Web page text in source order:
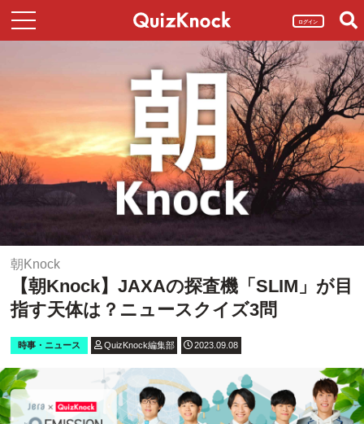
ログイン
朝Knock
【朝Knock】JAXAの探査機「SLIM」が目
指す天体は？ニュースクイズ3問
時事・ニュース QuizKnock編集部 2023.09.08